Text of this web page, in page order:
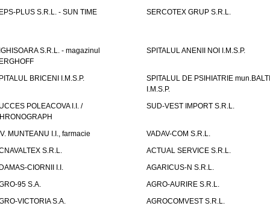
PLUS S.R.L. - SUN TIME
SERCOTEX GRUP S.R.L.
S.R.L. - magazinul
SPITALUL ANENII NOI I.M.S.P.
BRICENI I.M.S.P.
SPITALUL DE PSIHIATRIE mun.BALTI
I.M.S.P.
POLEACOVA I.I. /
SUD-VEST IMPORT S.R.L.
MUNTEANU I.I., farmacie
VADAV-COM S.R.L.
S.R.L.
ACTUAL SERVICE S.R.L.
CIORNII I.I.
AGARICUS-N S.R.L.
95 S.A.
AGRO-AURIRE S.R.L.
VICTORIA S.A.
AGROCOMVEST S.R.L.